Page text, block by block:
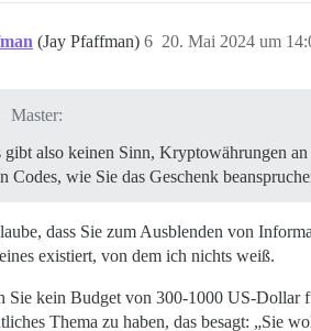
(Jay Pfaffman) 20. Mai 2024 um
6
Master:
gibt also keinen Sinn, Kryptowährungen
Codes, wie Sie das Geschenk
dass Sie zum Ausblenden von
existiert, von dem ich nichts weiß.
Sie kein Budget von 300-1000 US-Dollar
Thema zu haben, das besagt: „Sie